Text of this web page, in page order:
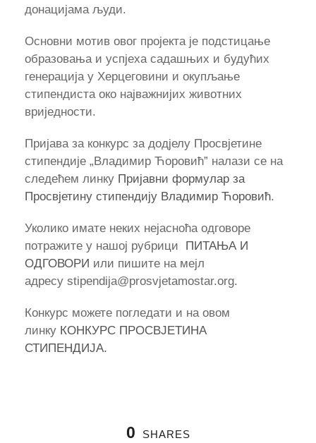
донацијама људи.
Основни мотив овог пројекта је подстицање
образовања и успјеха садашњих и будућих
генерација у Херцеговини и окупљање
стипендиста око најважнијих животних
вриједности.
Пријава за конкурс за додјелу Просвјетине
стипендије „Владимир Ћоровић” налази се на
следећем линку Пријавни формулар за
Просвјетину стипендију Владимир Ћоровић.
Уколико имате неких нејасноћа одговоре
потражите у нашој рубрици
ПИТАЊА И
ОДГОВОРИ или пишите на мејл
адресу stipendija@prosvjetamostar.org.
Конкурс можете погледати и на овом
линку КОНКУРС ПРОСВЈЕТИНА
СТИПЕНДИЈА.
0 SHARES